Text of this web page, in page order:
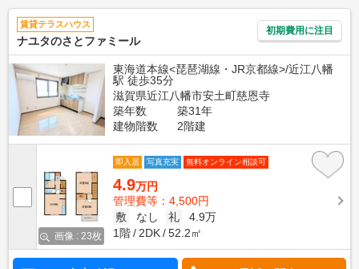
賃貸テラスハウス
ナユタのさとファミール
初期費用に注目
東海道本線<琵琶湖線・JR京都線>/近江八幡
駅 徒歩35分
滋賀県近江八幡市安土町慈恩寺
築年数
築31年
建物階数
2階建
画像 : 23枚
即入居 写真充実 無料オンライン相談可
4.9万円
管理費等：4,500円
敷
なし 礼
4.9万
1階
2DK 52.2㎡